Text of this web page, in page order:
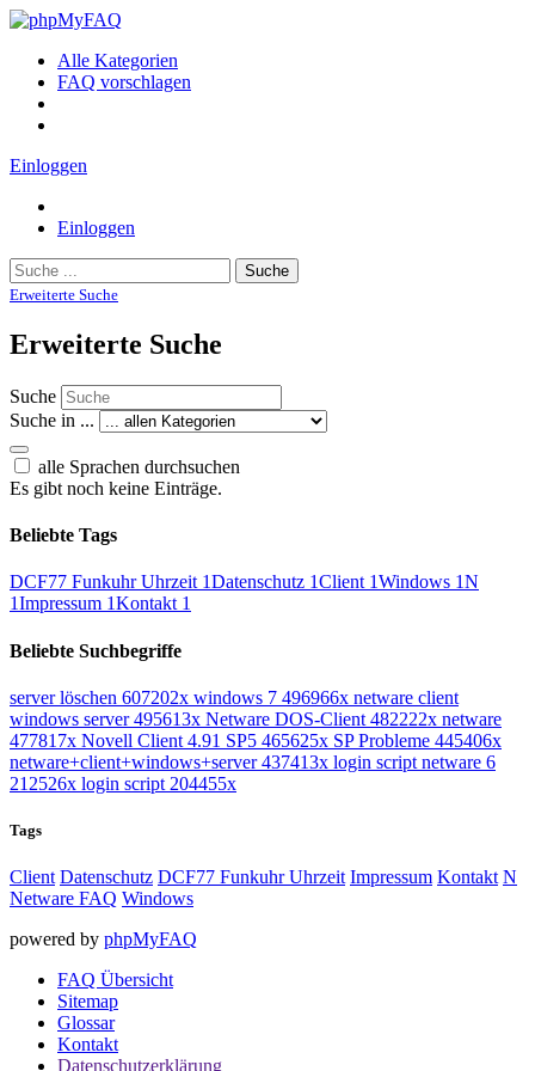
Alle Kategorien
FAQ vorschlagen
Einloggen
Einloggen
Suche
Erweiterte Suche
Erweiterte Suche
Suche
Suche in ...
alle Sprachen durchsuchen
Es gibt noch keine Einträge.
Beliebte Tags
DCF77 Funkuhr Uhrzeit 1Datenschutz 1Client 1Windows 1N
1Impressum 1Kontakt 1
Beliebte Suchbegriffe
server löschen 607202x windows 7 496966x netware client
windows server495613x Netware DOS-Client 482222x netware
477817x Novell Client 4.91 SP5 465625x SP Probleme 445406x
netware+client+windows+server437413x login script netware 6
212526x login script 204455x
Tags
Client Datenschutz DCF77 Funkuhr Uhrzeit Impressum Kontakt N
Netware FAQ Windows
powered by phpMyFAQ
FAQ Übersicht
Sitemap
Glossar
Kontakt
Datenschutzerklärung